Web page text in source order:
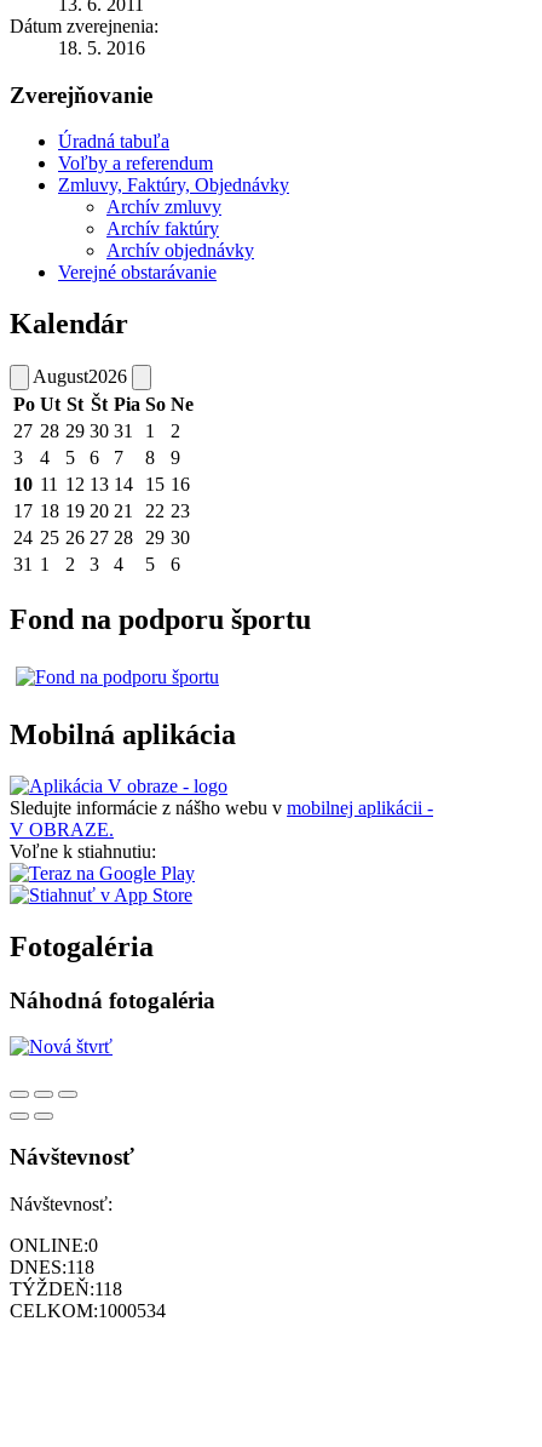
Dátum zverejnenia:
18. 5. 2016
Zverejňovanie
Úradná tabuľa
Voľby a referendum
Zmluvy, Faktúry, Objednávky
Archív zmluvy
Archív faktúry
Archív objednávky
Verejné obstarávanie
Kalendár
August2026
Po Ut St Št Pia So Ne
27 28 29 30 31 1
2
3
4 5 6 7 8
9
10 11 12 13 14 15 16
17 18 19 20 21 22 23
24 25 26 27 28 29 30
31 1 2 3 4 5 6
Fond na podporu športu
Mobilná aplikácia
Sledujte informácie z nášho webu v mobilnej aplikácii -
V OBRAZE.
Voľne k stiahnutiu:
Fotogaléria
Náhodná fotogaléria
Návštevnosť
Návštevnosť:
ONLINE:0
DNES:118
TÝŽDEŇ:118
CELKOM:1000534